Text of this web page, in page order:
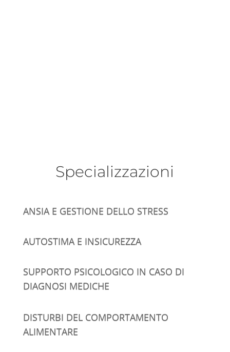
Specializzazioni
ANSIA E GESTIONE DELLO STRESS
AUTOSTIMA E INSICUREZZA
SUPPORTO PSICOLOGICO IN CASO DI
DIAGNOSI MEDICHE
DISTURBI DEL COMPORTAMENTO
ALIMENTARE